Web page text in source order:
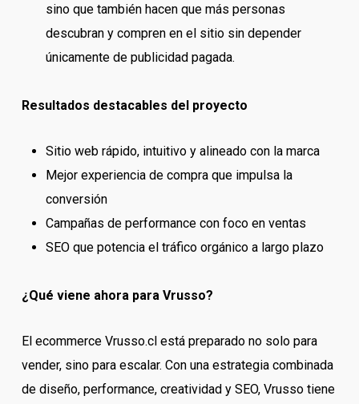
sino que también hacen que más personas
descubran y compren en el sitio sin depender
únicamente de publicidad pagada.
Resultados destacables del proyecto
Sitio web rápido, intuitivo y alineado con la marca
Mejor experiencia de compra que impulsa la
conversión
Campañas de performance con foco en ventas
SEO que potencia el tráfico orgánico a largo plazo
¿Qué viene ahora para Vrusso?
El ecommerce Vrusso.cl está preparado no solo para
vender, sino para escalar. Con una estrategia combinada
de diseño, performance, creatividad y SEO, Vrusso tiene